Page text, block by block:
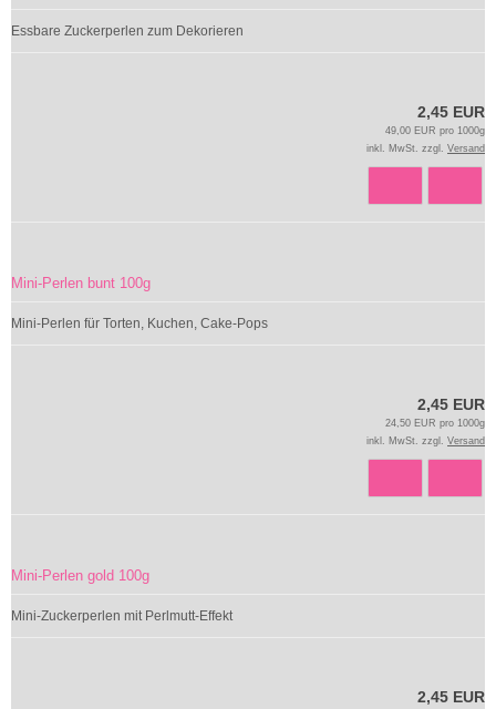
Essbare Zuckerperlen zum Dekorieren
2,45 EUR
49,00 EUR pro 1000g
inkl. MwSt. zzgl. Versand
Mini-Perlen bunt 100g
Mini-Perlen für Torten, Kuchen, Cake-Pops
2,45 EUR
24,50 EUR pro 1000g
inkl. MwSt. zzgl. Versand
Mini-Perlen gold 100g
Mini-Zuckerperlen mit Perlmutt-Effekt
2,45 EUR